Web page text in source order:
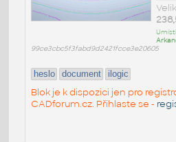
99ce3cbc5f3fabd9d2421fcce3e20605
heslo document ilogic
Blok je k dispozici jen pro
CADforum.cz. Přihlaste se -